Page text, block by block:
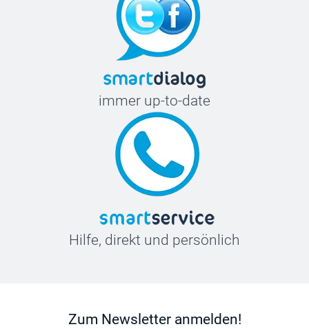
immer up-to-date
Hilfe, direkt und persönlich
Zum Newsletter anmelden!